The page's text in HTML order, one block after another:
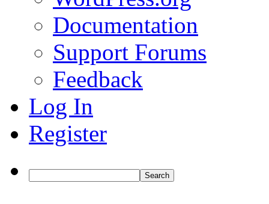
Documentation
Support Forums
Feedback
Log In
Register
Search